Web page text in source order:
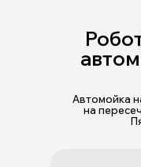
Автомойка
на